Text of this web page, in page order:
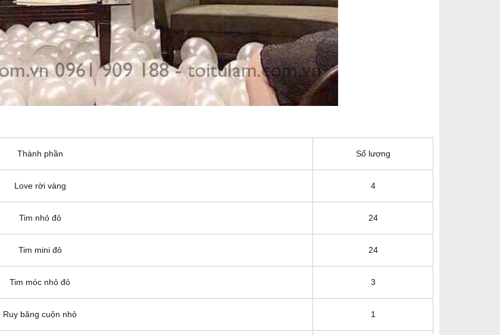
Thành phần Số lượng
Love rời vàng 4
Tim nhỏ đỏ 24
Tim mini đỏ 24
Tim móc nhỏ đỏ 3
Ruy băng cuộn nhỏ 1